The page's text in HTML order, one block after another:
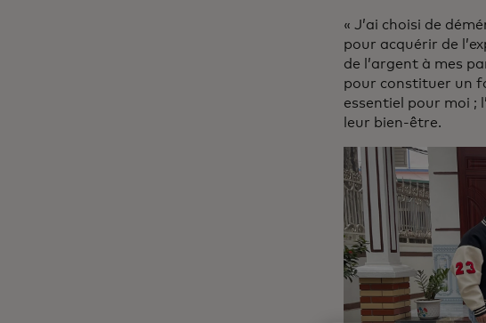
« J’ai choisi de
pour acquérir de
de l’argent à mes
pour constituer un
essentiel pour moi ;
leur bien-être.